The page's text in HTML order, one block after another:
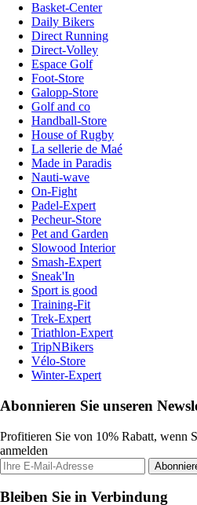
Basket-Center
Daily Bikers
Direct Running
Direct-Volley
Espace Golf
Foot-Store
Galopp-Store
Golf and co
Handball-Store
House of Rugby
La sellerie de Maé
Made in Paradis
Nauti-wave
On-Fight
Padel-Expert
Pecheur-Store
Pet and Garden
Slowood Interior
Smash-Expert
Sneak'In
Sport is good
Training-Fit
Trek-Expert
Triathlon-Expert
TripNBikers
Vélo-Store
Winter-Expert
Abonnieren Sie unseren
Profitieren Sie von 10% Rabatt, wenn
anmelden
Bleiben Sie in Verbindung